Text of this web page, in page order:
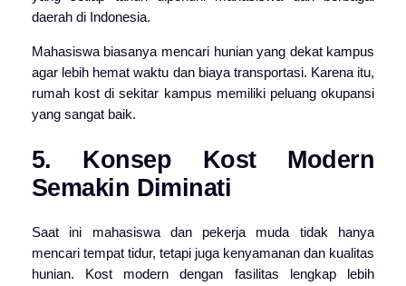
daerah di Indonesia.
Mahasiswa biasanya mencari hunian yang dekat kampus
agar lebih hemat waktu dan biaya transportasi. Karena itu,
rumah kost di sekitar kampus memiliki peluang okupansi
yang sangat baik.
5. Konsep Kost Modern
Semakin Diminati
Saat ini mahasiswa dan pekerja muda tidak hanya
mencari tempat tidur, tetapi juga kenyamanan dan kualitas
hunian. Kost modern dengan fasilitas lengkap lebih